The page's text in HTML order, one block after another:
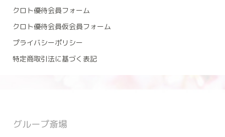
クロト優待会員フォーム
クロト優待会員仮会員フォーム
プライバシーポリシー
特定商取引法に基づく表記
グループ斎場